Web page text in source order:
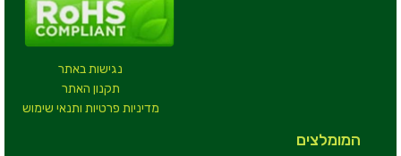
נגישות באתר
תקנון האתר
מדיניות פרטיות ותנאי שימוש
המומלצים